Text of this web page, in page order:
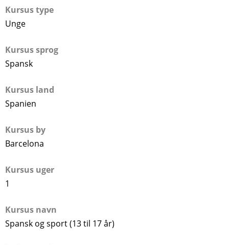
Kursus type
Unge
Kursus sprog
Spansk
Kursus land
Spanien
Kursus by
Barcelona
Kursus uger
1
Kursus navn
Spansk og sport (13 til 17 år)